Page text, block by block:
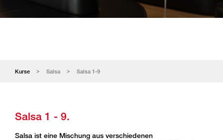
Kurse Salsa Salsa 1-9
Salsa 1 - 9.
Salsa ist eine Mischung aus verschiedenen